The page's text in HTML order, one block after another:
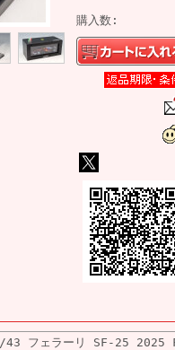
購入数:
43 フェラーリ SF-25 2025